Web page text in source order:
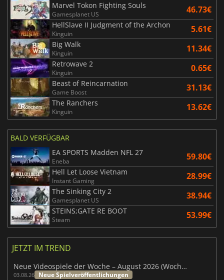
Marvel Tokon Fighting Souls
Gamesplanet US 46.73€
HellSlave II Judgment of the Archon
Kinguin 5.61€
Big Walk
Kinguin 11.34€
Retrowave 2
Kinguin 0.65€
Beast of Reincarnation
Game Boost 31.13€
The Ranchers
Kinguin 13.62€
BALD VERFÜGBAR
EA SPORTS Madden NFL 27
Eneba 59.80€
Hell Let Loose Vietnam
Instant Gaming 28.99€
The Sinking City 2
Gamesplanet US 38.94€
STEINS;GATE RE BOOT
Steam 53.99€
JETZT IM TREND
Neue Videospiele der Woche – August 2026 (Woche 32)
03.08.26 Neue Spielveröffentlichungen